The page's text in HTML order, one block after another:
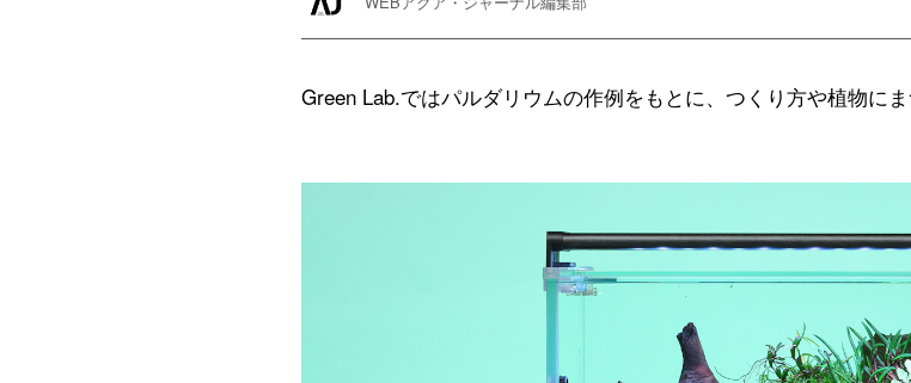
Green Lab.ではパルダリウムの作例をもとに、つくり方や植物に